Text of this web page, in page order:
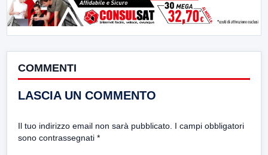
COMMENTI
LASCIA UN COMMENTO
Il tuo indirizzo email non sarà pubblicato. I campi obbligatori
sono contrassegnati *